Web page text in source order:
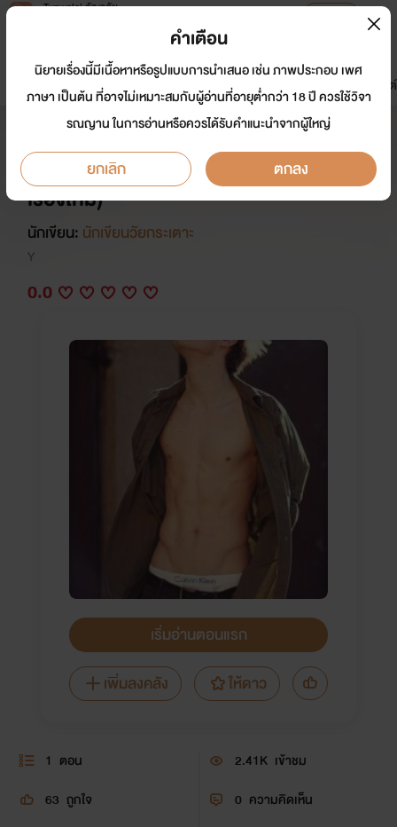
Tunwalai ธัญวลัย
หน้าแรก นิยาย อีบุ๊ก การ์ตูน
มาใหม่
ดรีมแชท ธัญลิสต์
บังคับรัก ผู้ชายเย็นชา (หยุดอัพไม่มี
กำนด เนื่องจากจะปรับปรุงเนื้อหาของ
เรื่องใหม่)
นักเขียน: นักเขียนวัยกระเตาะ
Y
0.0
เริ่มอ่านตอนแรก
เพิ่มลงคลัง
ให้ดาว
1 ตอน 2.41K เข้าชม
63 ถูกใจ 0 ความคิดเห็น
คำเตือน
นิยายเรื่องนี้มีเนื้อหาหรือรูปแบบการนำเสนอ เช่น ภาพประกอบ เพศ
ภาษา เป็นต้น ที่อาจไม่เหมาะสมกับผู้อ่านที่อายุต่ำกว่า 18 ปี ควรใช้วิจา
รณญาน ในการอ่านหรือควรได้รับคำแนะนำจากผู้ใหญ่
ยกเลิก ตกลง